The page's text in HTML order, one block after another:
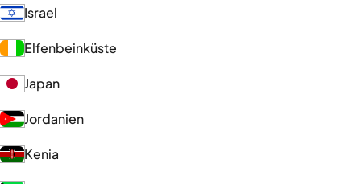
Israel
Elfenbeinküste
Japan
Jordanien
Kenia